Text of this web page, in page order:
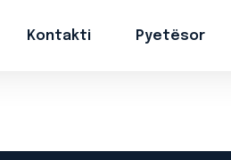
Kontakti Pyetësor